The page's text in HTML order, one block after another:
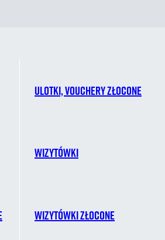
Ulotki, vouchery złocone
Wizytówki
Wizytówki złocone